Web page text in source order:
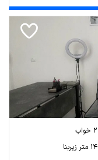
2 خواب
14 متر زیربنا